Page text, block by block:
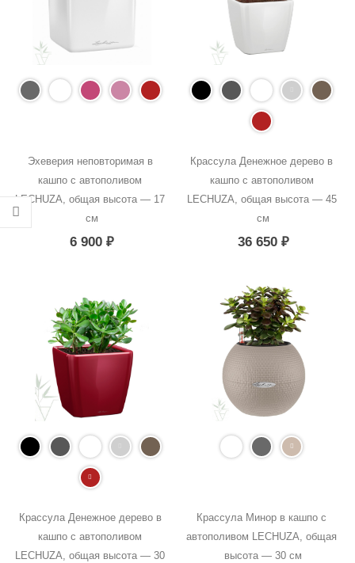
Эхеверия неповторимая в
кашпо с автополивом
LECHUZA, общая высота — 17
см
6 900 ₽
Крассула Денежное дерево в
кашпо с автополивом
LECHUZA, общая высота — 45
см
36 650 ₽
Крассула Денежное дерево в
кашпо с автополивом
LECHUZA, общая высота — 30
Крассула Минор в кашпо с
автополивом LECHUZA, общая
высота — 30 см